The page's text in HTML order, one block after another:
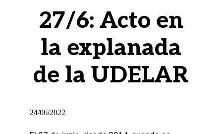
27/6: Acto en
la explanada
de la UDELAR
24/06/2022